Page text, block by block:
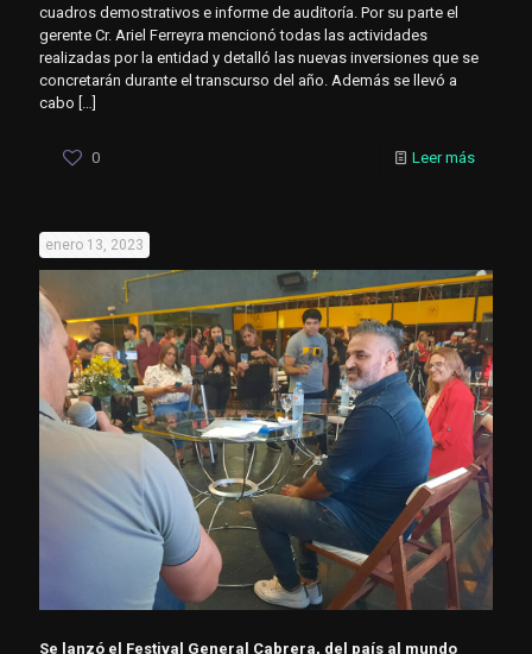
cuadros demostrativos e informe de auditoría. Por su parte el
gerente Cr. Ariel Ferreyra mencionó todas las actividades
realizadas por la entidad y detalló las nuevas inversiones que se
concretarán durante el transcurso del año. Además se llevó a
cabo […]
0 Leer más
enero 13, 2023
Se lanzó el Festival General Cabrera, del país al mundo